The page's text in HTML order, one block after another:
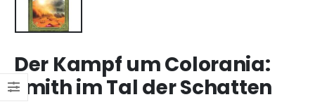
Der Kampf um Colorania:
Emith im Tal der Schatten